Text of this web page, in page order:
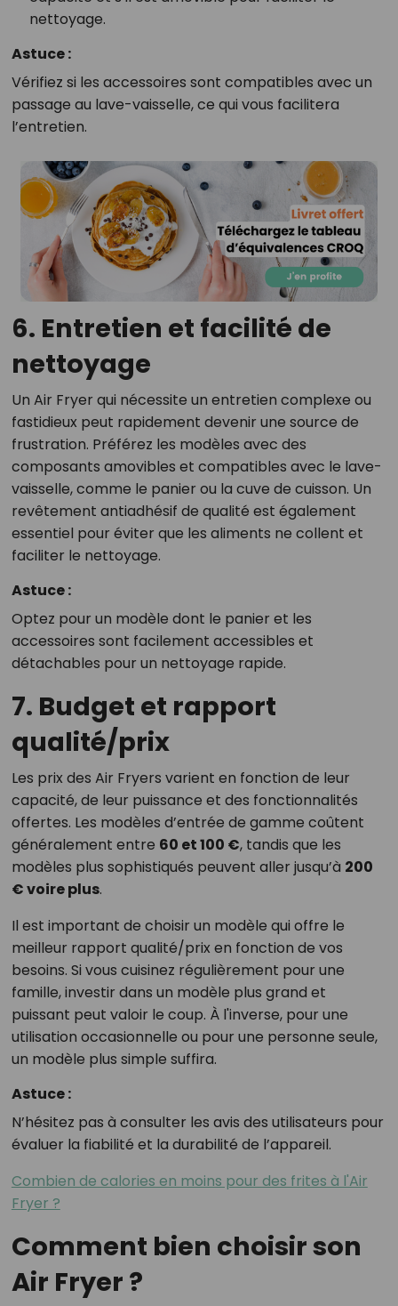
nettoyage.
Astuce :
Vérifiez si les accessoires sont compatibles avec un
passage au lave-vaisselle, ce qui vous facilitera
l’entretien.
6. Entretien et facilité de
nettoyage
Un Air Fryer qui nécessite un entretien complexe ou
fastidieux peut rapidement devenir une source de
frustration. Préférez les modèles avec des
composants amovibles et compatibles avec le lave-
vaisselle, comme le panier ou la cuve de cuisson. Un
revêtement antiadhésif de qualité est également
essentiel pour éviter que les aliments ne collent et
faciliter le nettoyage.
Astuce :
Optez pour un modèle dont le panier et les
accessoires sont facilement accessibles et
détachables pour un nettoyage rapide.
7. Budget et rapport
qualité/prix
Les prix des Air Fryers varient en fonction de leur
capacité, de leur puissance et des fonctionnalités
offertes. Les modèles d’entrée de gamme coûtent
généralement entre 60 et 100 €, tandis que les
modèles plus sophistiqués peuvent aller jusqu’à 200
€ voire plus.
Il est important de choisir un modèle qui offre le
meilleur rapport qualité/prix en fonction de vos
besoins. Si vous cuisinez régulièrement pour une
famille, investir dans un modèle plus grand et
puissant peut valoir le coup. À l'inverse, pour une
utilisation occasionnelle ou pour une personne seule,
un modèle plus simple suffira.
Astuce :
N’hésitez pas à consulter les avis des utilisateurs pour
évaluer la fiabilité et la durabilité de l’appareil.
Combien de calories en moins pour des frites à l'Air
Fryer ?
Comment bien choisir son
Air Fryer ?